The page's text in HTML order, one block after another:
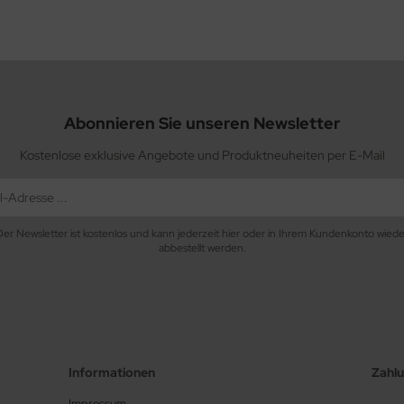
Abonnieren Sie unseren Newsletter
Kostenlose exklusive Angebote und Produktneuheiten per E-Mail
Newsletter ist kostenlos und kann jederzeit hier oder in Ihrem Kundenkonto
abbestellt werden.
Informationen